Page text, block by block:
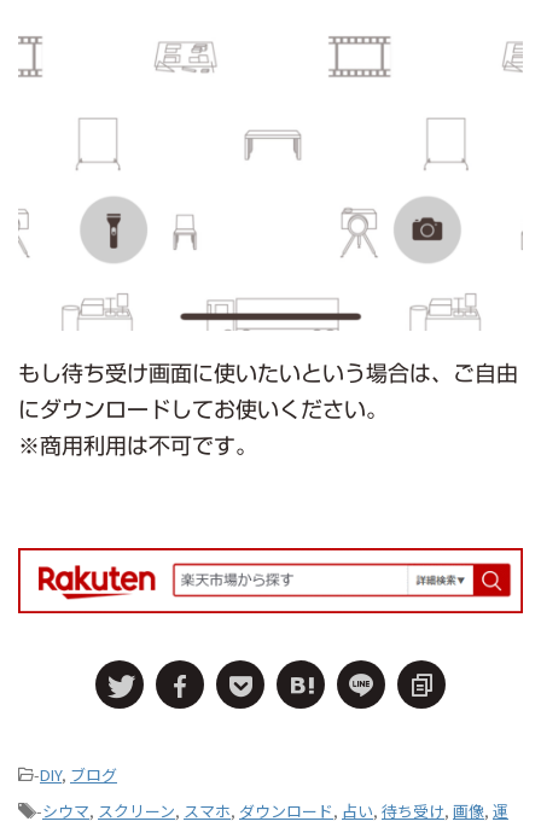
もし待ち受け画面に使いたいという場合は、ご自由
にダウンロードしてお使いください。
※商用利用は不可です。
-DIY, ブログ
-シウマ, スクリーン, スマホ, ダウンロード, 占い, 待ち受け, 画像, 運